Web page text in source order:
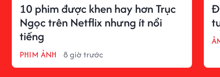
10 phim được khen hay hơn Trục
Ngọc trên Netflix nhưng ít nổi
tiếng
PHIM ẢNH 8 giờ trước